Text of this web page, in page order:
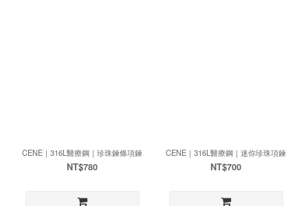
CENE｜316L醫療鋼｜珍珠鍊條項鍊
NT$780
CENE｜316L醫療鋼｜迷你珍珠項鍊
NT$700